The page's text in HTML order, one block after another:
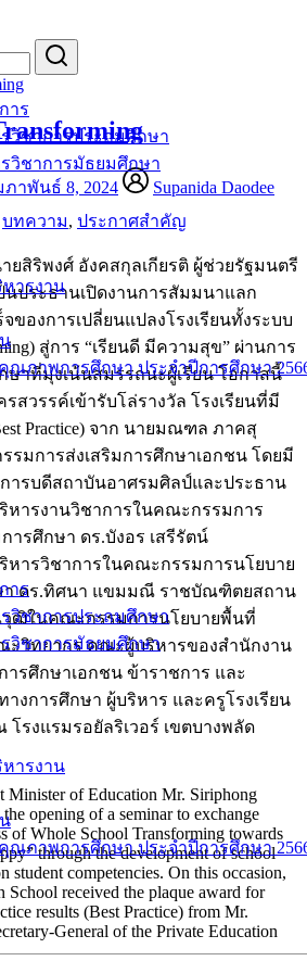
าร
วิชาการประถมศึกษา
วิชาการมัธยมศึกษา
หารงาน
ภาพการศึกษา ประจำปีการศึกษา 2566
าร
วิชาการประถมศึกษา
วิชาการมัธยมศึกษา
หารงาน
ภาพการศึกษา ประจำปีการศึกษา 2566
ภาพันธ์ 8, 2024
Supanida Daodee
บทความ, ประกาศสำคัญ
ยสิริพงศ์ อังคสกุลเกียรติ ผู้ช่วยรัฐมนตรี
นประธานเปิดงานการสัมมนาแลก
จของการเปลี่ยนแปลงโรงเรียนทั้งระบบ
สู่การ “เรียนดี มีความสุข” ผ่านการ
าที่มุ่งเน้นสมรรถนะผู้เรียน โอกาสนี้
รสวรรค์​เข้ารับโล่รางวัล​ โรงเรียนที่มี
Practice) จาก นายมณฑล ภาคสุ
รมการส่งเสริมการศึกษาเอกชน โดยมี
ารบดีสถาบันอาศรมศิลป์​และประธาน
หารงานวิชาการในคณะกรรมการ
รศึกษา​ ดร.บังอร เสรีรัตน์
หาร​วิชา​การในคณะกรรมการนโยบาย
า ดร.ทิศนา แขมมณี ราชบัณฑิตยสถาน​
ฒิ​ในคณะกรรมการ​นโยบาย​พื้นที่
ะวิทยากร คณะผู้บริหารของสำนักงาน
รศึกษาเอกชน ข้าราชการ และ
งการศึกษา ผู้บริหาร และครูโรงเรียน
โรงแรมรอยัลริเวอร์ เขตบางพลัด
Minister of Education Mr. Siriphong
opening of a seminar to exchange
of Whole School Transforming towards
through the development of school
student competencies. On this occasion,
School received the plaque award for
results (Best Practice) from Mr.
General of the Private Education